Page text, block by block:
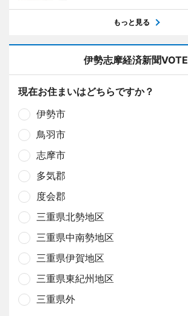
もっと見る
伊勢志摩経済新聞VOTE
現在お住まいはどちらですか？
伊勢市
鳥羽市
志摩市
多気郡
度会郡
三重県北勢地区
三重県中南勢地区
三重県伊賀地区
三重県東紀州地区
三重県外